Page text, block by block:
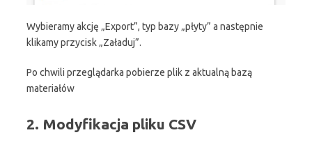
Wybieramy akcję „Export”, typ bazy „płyty” a następnie
klikamy przycisk „Załaduj”.
Po chwili przeglądarka pobierze plik z aktualną bazą
materiałów
2. Modyfikacja pliku CSV